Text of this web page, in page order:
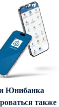
Юнибанка
также
6 дней назад